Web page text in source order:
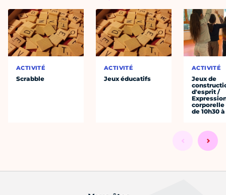
ACTIVITÉ
Scrabble
ACTIVITÉ
Jeux éducatifs
ACTIVITÉ
Jeux de
d'esprit /
corporelle
de 10h30 à